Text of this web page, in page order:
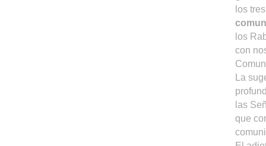
los
los
con
La
las
que